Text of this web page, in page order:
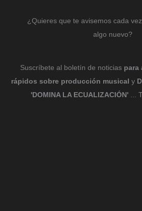
¿Quieres que te avisemos cada
algo nuevo?
Suscríbete al boletín de noticias para
rápidos sobre producción musical y
'DOMINA LA ECUALIZACIÓN' ...